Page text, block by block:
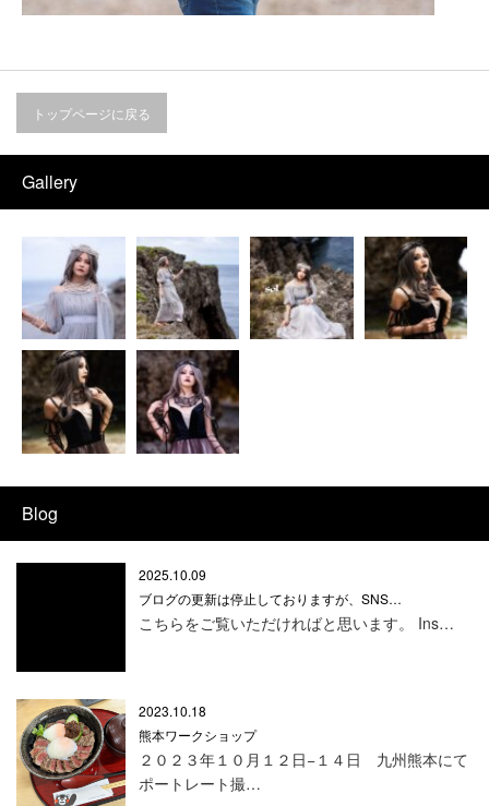
トップページに戻る
Gallery
Blog
2025.10.09
ブログの更新は停止しておりますが、SNS…
こちらをご覧いただければと思います。 Ins…
2023.10.18
熊本ワークショップ
２０２３年１０月１２日−１４日 九州熊本にて
ポートレート撮…